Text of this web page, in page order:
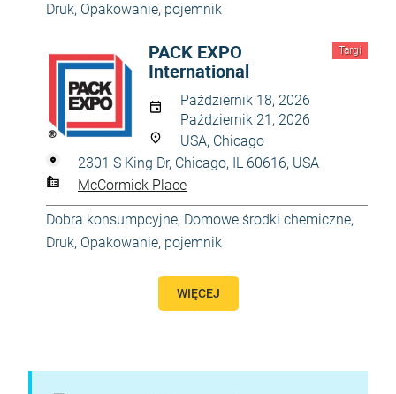
Druk, Opakowanie, pojemnik
Targi
PACK EXPO
International
Październik 18, 2026
Październik 21, 2026
USA, Chicago
2301 S King Dr, Chicago, IL 60616, USA
McCormick Place
Dobra konsumpcyjne, Domowe środki chemiczne,
Druk, Opakowanie, pojemnik
WIĘCEJ